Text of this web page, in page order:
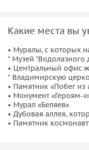
Какие места вы
• Муралы, с которых
* Музей "Водолазного
• Центральный офис
* Владимирскую
• Памятник «Побег из
• Монумент «Героям-
• Мурал «Беляев»
• Дубовая аллея,
• Памятник